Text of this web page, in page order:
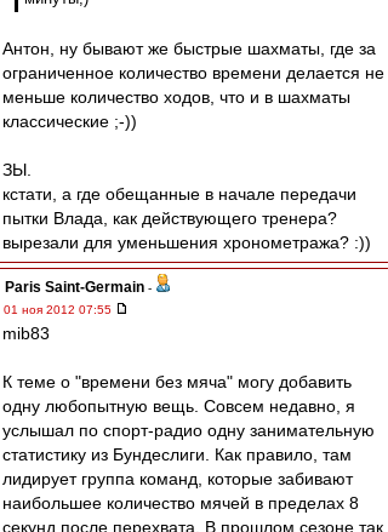
Антон, ну бывают же быстрые шахматы, где за
ограниченное количество времени делается не
меньше количество ходов, что и в шахматы
классические ;-))
ЗЫ.
кстати, а где обещанные в начале передачи
пытки Влада, как действующего тренера?
вырезали для уменьшения хронометража? :))
Paris Saint-Germain -
01 ноя 2012 07:55
mib83
К теме о "времени без мяча" могу добавить
одну любопытную вещь. Совсем недавно, я
услышал по спорт-радио одну занимательную
статистику из Бундеслиги. Как правило, там
лидирует группа команд, которые забивают
наибольшее количество мячей в пределах 8
секунд после перехвата. В прошлом сезоне так